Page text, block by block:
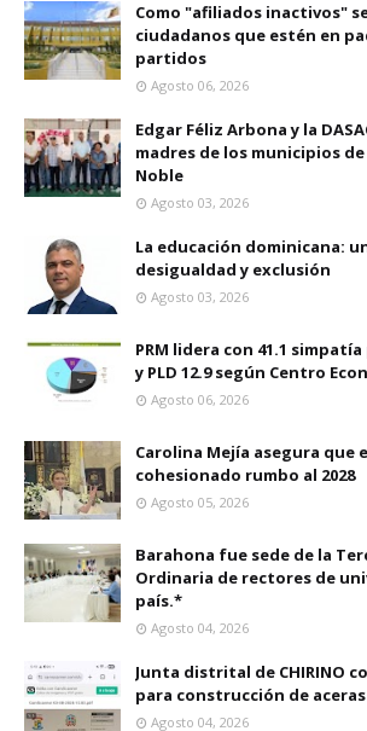
Como "afiliados inactivos"
ciudadanos que estén en
partidos
Agosto 06, 2026
Edgar Féliz Arbona y la
madres de los municipios
Noble
Agosto 03, 2026
La educación dominicana:
desigualdad y exclusión
Agosto 03, 2026
PRM lidera con 41.1
y PLD 12.9 según Centro
Agosto 06, 2026
Carolina Mejía asegura que
cohesionado rumbo al 2028
Agosto 05, 2026
Barahona fue sede de la
Ordinaria de rectores de
país.*
Agosto 04, 2026
Junta distrital de CHIRINO
para construcción de
Agosto 04, 2026